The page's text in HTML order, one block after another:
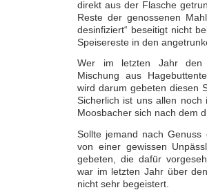
direkt aus der Flasche
Reste der genossenen
desinfiziert“ beseitigt nicht
Speisereste in den
Wer im letzten Jahr den
Mischung aus
wird darum gebeten diesen
Sicherlich ist uns allen noch
Moosbacher sich nach dem
Sollte jemand nach
von einer gewissen
gebeten, die dafür
war im letzten Jahr über
nicht sehr begeistert.